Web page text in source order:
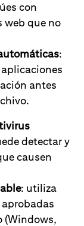
con
web que no
:
antes
detectar y
causen
: utiliza
(Windows,